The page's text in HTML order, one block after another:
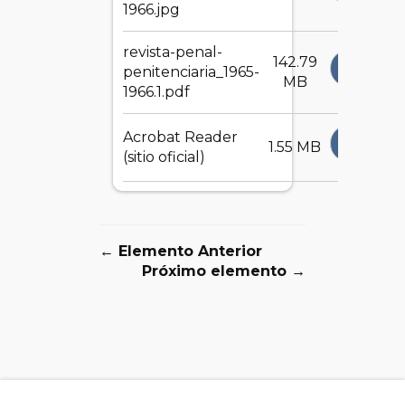
1966.jpg
revista-penal-
penitenciaria_1965-
1966.1.pdf
142.79
MB
Acrobat Reader
(sitio oficial)
1.55 MB
← Elemento Anterior
Próximo elemento →